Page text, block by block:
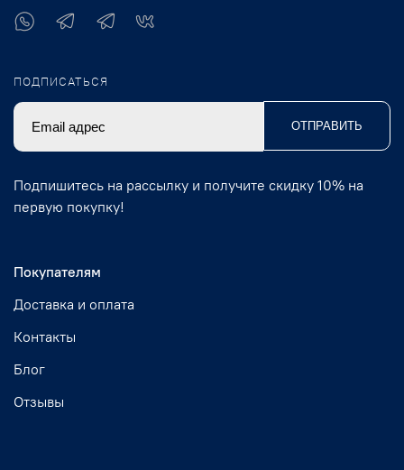
Покупателям
Доставка и оплата
Контакты
Блог
Отзывы
ПОДПИСАТЬСЯ
ОТПРАВИТЬ
Подпишитесь на рассылку и получите скидку 10% на
первую покупку!